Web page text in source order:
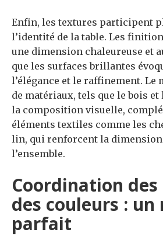
Enfin, les textures participent
l’identité de la table. Les
une dimension chaleureuse et
que les surfaces brillantes
l’élégance et le raffinement. Le
de matériaux, tels que le bois
la composition visuelle,
éléments textiles comme les
lin, qui renforcent la
l’ensemble.
Coordination
des couleurs : un
parfait